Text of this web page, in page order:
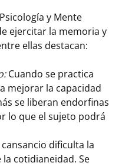
y Mente
ejercitar la memoria y
ellas destacan:
Cuando se practica
mejorar la capacidad
se liberan endorfinas
lo que el sujeto podrá
dificulta la
cotidianeidad. Se